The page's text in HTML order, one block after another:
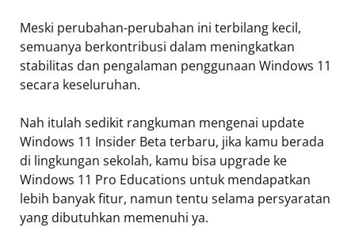
Meski perubahan-perubahan ini terbilang kecil,
semuanya berkontribusi dalam meningkatkan
stabilitas dan pengalaman penggunaan Windows 11
secara keseluruhan.
Nah itulah sedikit rangkuman mengenai update
Windows 11 Insider Beta terbaru, jika kamu berada
di lingkungan sekolah, kamu bisa upgrade ke
Windows 11 Pro Educations untuk mendapatkan
lebih banyak fitur, namun tentu selama persyaratan
yang dibutuhkan memenuhi ya.